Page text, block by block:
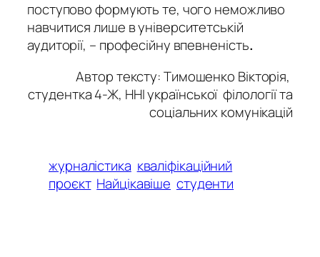
поступово формують те, чого неможливо
навчитися лише в університетській
аудиторії, – професійну впевненість.
Автор тексту: Тимошенко Вікторія,
студентка 4-Ж, ННІ української філології та
соціальних комунікацій
журналістика кваліфікаційний
проєкт Найцікавіше студенти